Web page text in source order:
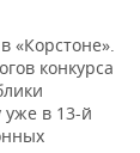
«Корстоне».
конкурса
уже в 13-й